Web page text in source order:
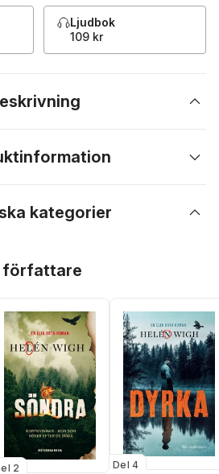
Ljudbok
109 kr
kategorier
författare
2 Del 4